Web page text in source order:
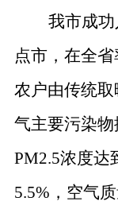
我市成
点市，在全
农户由传统取
气主要污染物
PM2.5浓度达
5.5% ，空气